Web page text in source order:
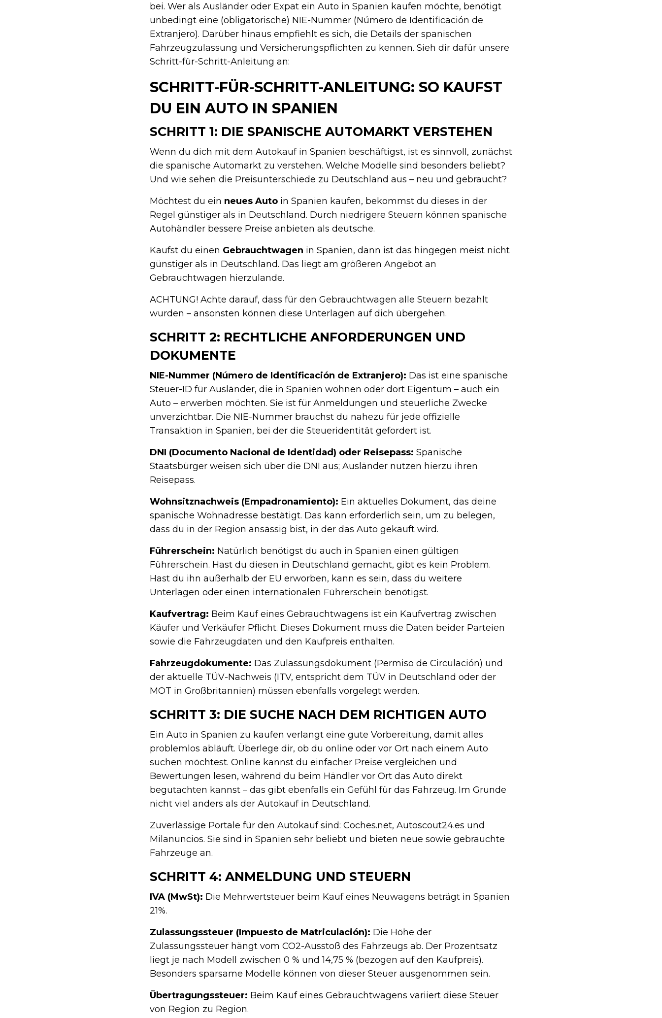
bei. Wer als Ausländer oder Expat ein Auto in Spanien kaufen möchte, benötigt
unbedingt eine (obligatorische) NIE-Nummer (Número de Identificación de
Extranjero). Darüber hinaus empfiehlt es sich, die Details der spanischen
Fahrzeugzulassung und Versicherungspflichten zu kennen. Sieh dir dafür unsere
Schritt-für-Schritt-Anleitung an:
SCHRITT-FÜR-SCHRITT-ANLEITUNG: SO KAUFST
DU EIN AUTO IN SPANIEN
SCHRITT 1: DIE SPANISCHE AUTOMARKT VERSTEHEN
Wenn du dich mit dem Autokauf in Spanien beschäftigst, ist es sinnvoll, zunächst
die spanische Automarkt zu verstehen. Welche Modelle sind besonders beliebt?
Und wie sehen die Preisunterschiede zu Deutschland aus – neu und gebraucht?
Möchtest du ein neues Auto in Spanien kaufen, bekommst du dieses in der
Regel günstiger als in Deutschland. Durch niedrigere Steuern können spanische
Autohändler bessere Preise anbieten als deutsche.
Kaufst du einen Gebrauchtwagen in Spanien, dann ist das hingegen meist nicht
günstiger als in Deutschland. Das liegt am größeren Angebot an
Gebrauchtwagen hierzulande.
ACHTUNG! Achte darauf, dass für den Gebrauchtwagen alle Steuern bezahlt
wurden – ansonsten können diese Unterlagen auf dich übergehen.
SCHRITT 2: RECHTLICHE ANFORDERUNGEN UND
DOKUMENTE
NIE-Nummer (Número de Identificación de Extranjero): Das ist eine spanische
Steuer-ID für Ausländer, die in Spanien wohnen oder dort Eigentum – auch ein
Auto – erwerben möchten. Sie ist für Anmeldungen und steuerliche Zwecke
unverzichtbar. Die NIE-Nummer brauchst du nahezu für jede offizielle
Transaktion in Spanien, bei der die Steueridentität gefordert ist.
DNI (Documento Nacional de Identidad) oder Reisepass: Spanische
Staatsbürger weisen sich über die DNI aus; Ausländer nutzen hierzu ihren
Reisepass.
Wohnsitznachweis (Empadronamiento): Ein aktuelles Dokument, das deine
spanische Wohnadresse bestätigt. Das kann erforderlich sein, um zu belegen,
dass du in der Region ansässig bist, in der das Auto gekauft wird.
Führerschein: Natürlich benötigst du auch in Spanien einen gültigen
Führerschein. Hast du diesen in Deutschland gemacht, gibt es kein Problem.
Hast du ihn außerhalb der EU erworben, kann es sein, dass du weitere
Unterlagen oder einen internationalen Führerschein benötigst.
Kaufvertrag: Beim Kauf eines Gebrauchtwagens ist ein Kaufvertrag zwischen
Käufer und Verkäufer Pflicht. Dieses Dokument muss die Daten beider Parteien
sowie die Fahrzeugdaten und den Kaufpreis enthalten.
Fahrzeugdokumente: Das Zulassungsdokument (Permiso de Circulación) und
der aktuelle TÜV-Nachweis (ITV, entspricht dem TÜV in Deutschland oder der
MOT in Großbritannien) müssen ebenfalls vorgelegt werden.
SCHRITT 3: DIE SUCHE NACH DEM RICHTIGEN AUTO
Ein Auto in Spanien zu kaufen verlangt eine gute Vorbereitung, damit alles
problemlos abläuft. Überlege dir, ob du online oder vor Ort nach einem Auto
suchen möchtest. Online kannst du einfacher Preise vergleichen und
Bewertungen lesen, während du beim Händler vor Ort das Auto direkt
begutachten kannst – das gibt ebenfalls ein Gefühl für das Fahrzeug. Im Grunde
nicht viel anders als der Autokauf in Deutschland.
Zuverlässige Portale für den Autokauf sind: Coches.net, Autoscout24.es und
Milanuncios. Sie sind in Spanien sehr beliebt und bieten neue sowie gebrauchte
Fahrzeuge an.
SCHRITT 4: ANMELDUNG UND STEUERN
IVA (MwSt): Die Mehrwertsteuer beim Kauf eines Neuwagens beträgt in Spanien
21%.
Zulassungssteuer (Impuesto de Matriculación): Die Höhe der
Zulassungssteuer hängt vom CO2-Ausstoß des Fahrzeugs ab. Der Prozentsatz
liegt je nach Modell zwischen 0 % und 14,75 % (bezogen auf den Kaufpreis).
Besonders sparsame Modelle können von dieser Steuer ausgenommen sein.
Übertragungssteuer: Beim Kauf eines Gebrauchtwagens variiert diese Steuer
von Region zu Region.